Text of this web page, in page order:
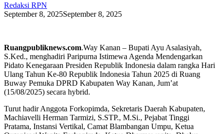
Redaksi RPN
September 8, 2025September 8, 2025
Ruangpubliknews.com.Way Kanan – Bupati Ayu Asalasiyah,
S.Ked., menghadiri Paripurna Istimewa Agenda Mendengarkan
Pidato Kenegaraan Presiden Republik Indonesia dalam rangka Hari
Ulang Tahun Ke-80 Republik Indonesia Tahun 2025 di Ruang
Buway Pemuka DPRD Kabupaten Way Kanan, Jum’at
(15/08/2025) secara hybrid.
Turut hadir Anggota Forkopimda, Sekretaris Daerah Kabupaten,
Machiavelli Herman Tarmizi, S.STP., M.Si., Pejabat Tinggi
Pratama, Instansi Vertikal, Camat Blambangan Umpu, Ketua